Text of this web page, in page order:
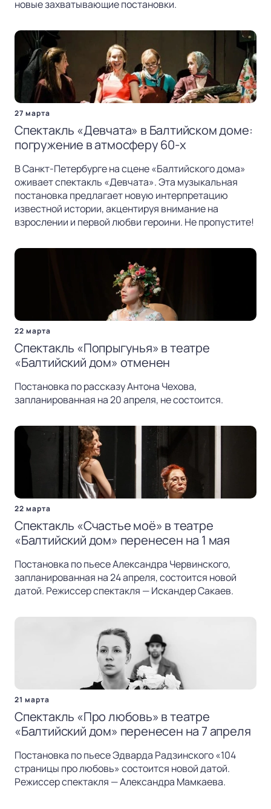
новые захватывающие постановки.
27 марта
Спектакль «Девчата» в Балтийском доме:
погружение в атмосферу 60-х
В Санкт-Петербурге на сцене «Балтийского дома»
оживает спектакль «Девчата». Эта музыкальная
постановка предлагает новую интерпретацию
известной истории, акцентируя внимание на
взрослении и первой любви героини. Не пропустите!
22 марта
Спектакль «Попрыгунья» в театре
«Балтийский дом» отменен
Постановка по рассказу Антона Чехова,
запланированная на 20 апреля, не состоится.
22 марта
Спектакль «Счастье моё» в театре
«Балтийский дом» перенесен на 1 мая
Постановка по пьесе Александра Червинского,
запланированная на 24 апреля, состоится новой
датой. Режиссер спектакля — Искандер Сакаев.
21 марта
Спектакль «Про любовь» в театре
«Балтийский дом» перенесен на 7 апреля
Постановка по пьесе Эдварда Радзинского «104
страницы про любовь» состоится новой датой.
Режиссер спектакля — Александра Мамкаева.